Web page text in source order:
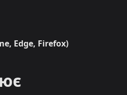
Edge, Firefox)